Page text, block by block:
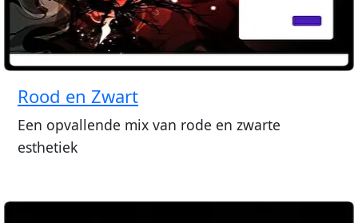
Rood en Zwart
Een opvallende mix van rode en zwarte
esthetiek